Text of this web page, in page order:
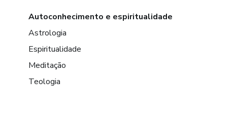
Autoconhecimento e espiritualidade
Astrologia
Espiritualidade
Meditação
Teologia